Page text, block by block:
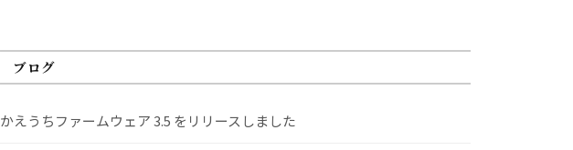
ブログ
かえうちファームウェア 3.5 をリリースしました